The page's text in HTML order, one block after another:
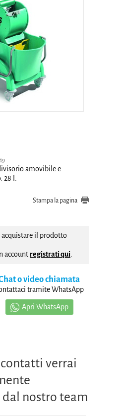
amovibile e
l.
Stampa la pagina
acquistare il prodotto
account registrati qui
o video chiamata
tramite WhatsApp
Apri WhatsApp
verrai
nostro team